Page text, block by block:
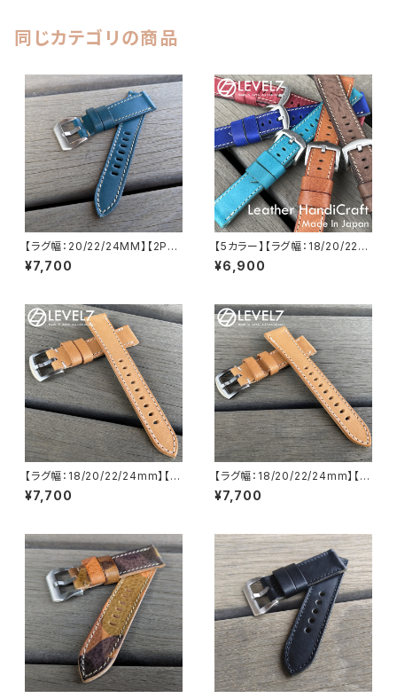
同じカテゴリの商品
【ラグ幅：20/22/24MM】【2P-8
BLYE】【子穴：楕円】【テーパー
ド型】北米ステア 国産なめしの
ルト LEVEL7
¥7,700
【5カラー】【ラグ幅：18/20/22/2
4mm】【テーパード型】国産オイ
ル プルアップ×イタリア製 バケッ
腕時計 替えベルト 日本製 ハン
ドメイド
¥6,900
【ラグ幅：18/20/22/24mm】【テ
ーパード型】日本製 ハンドメイ
ド 多脂オイルレザー 生成りベ
ル付き 腕時計 替えベルト SP-H
007 LEVEL7
¥7,700
【ラグ幅：18/20/22/24mm】【テ
ーパード型】日本製 ハンドメイ
ド 多脂オイルレザー 生成りベ
ル付き 腕時計 替えベルト SP-H
006OIL
¥7,700